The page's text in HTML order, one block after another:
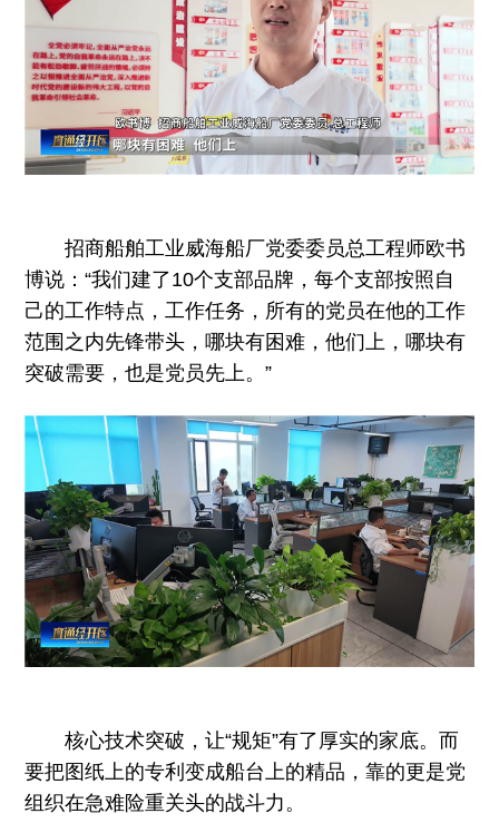
招商船舶工业威海船厂党委委员总工程师欧书
博说：“我们建了10个支部品牌，每个支部按照自
己的工作特点，工作任务，所有的党员在他的工作
范围之内先锋带头，哪块有困难，他们上，哪块有
突破需要，也是党员先上。”
核心技术突破，让“规矩”有了厚实的家底。而
要把图纸上的专利变成船台上的精品，靠的更是党
组织在急难险重关头的战斗力。